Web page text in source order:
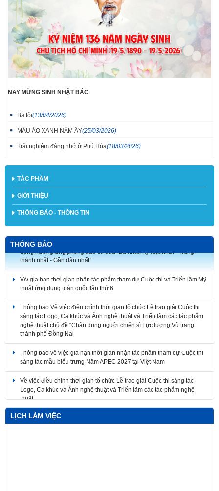
NAY MỪNG SINH NHẬT BÁC
Ba tôi(13/04/2026)
MÀU ÁO XANH NĂM ẤY(25/03/2026)
Trải nghiệm đáng nhớ ở Phú Hòa(18/03/2026)
TÁC PHẨM
GIỚI THIỆU
THÔNG BÁO - THÔNG TIN
THÔNG BÁO
V/v gia hạn thời gian nhận tác phẩm tham dự Cuộc thi và Triển lãm Mỹ
thuật ứng dụng toàn quốc lần thứ 6
Thông báo Về việc điều chỉnh thời gian tổ chức Lễ trao giải Cuộc thi
sáng tác Logo, Ca khúc và Ảnh nghệ thuật và Triển lãm các tác phẩm
nghệ thuật chủ đề “Chân dung người chiến sĩ Lực lượng Vũ trang
thành phố Đồng Nai
Thông báo về việc gia hạn thời gian nhận tác phẩm tham dự Cuộc thi
sáng tác mẫu biểu trưng Năm APEC 2027 tại Việt Nam
Về việc điều chỉnh thời gian tổ chức Lễ trao giải Cuộc thi sáng tác
Logo, Ca khúc và Ảnh nghệ thuật và Triển lãm các tác phẩm nghệ
thuật
V/v triển khai tham gia Cuộc thi ảnh nghệ thuật và Cuộc thi vẽ tranh cổ
động hưởng ứng phong trào thi đua “Ba nhất: Kỷ luật nhất - Trung
thành nhất - Gần dân nhất”
LỊCH LÀM VIỆC